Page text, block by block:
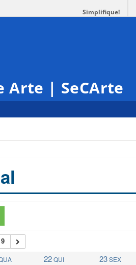
Simplifique!
Arte | SeCArte
22 QUI 23 SEX